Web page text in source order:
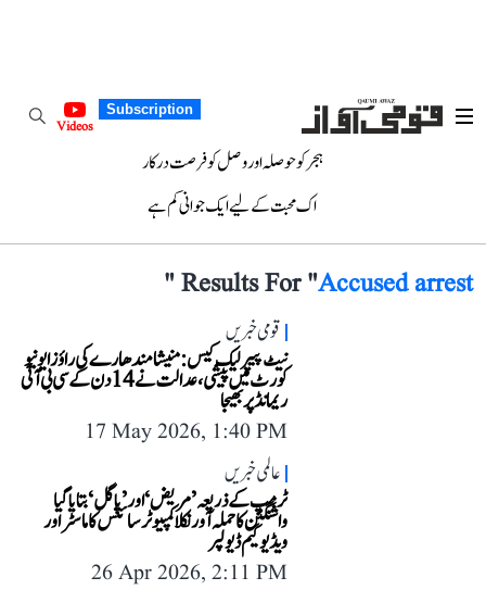
Subscription
Videos
ہجر کو حوصلہ اور وصل کو فرصت درکار
اک محبت کے لیے ایک جوانی کم ہے
Results For "Accused arrest
"
قومی خبریں
نیٹ پیپر لیک کیس: منیشا مندھارے کی راؤز ایونیو
کورٹ میں پیشی، عدالت نے 14 دن کے سی بی آئی
ریمانڈ پر بھیجا
17 May 2026, 1:40 PM
عالمی خبریں
ٹرمپ کے ذریعہ ’مریض‘ اور ’پاگل‘ بتایا گیا
واشنگٹن کا حملہ آور نکلا کمپیوٹر سائنس کا ماسٹر اور
ویڈیو گیم ڈیولپر
26 Apr 2026, 2:11 PM